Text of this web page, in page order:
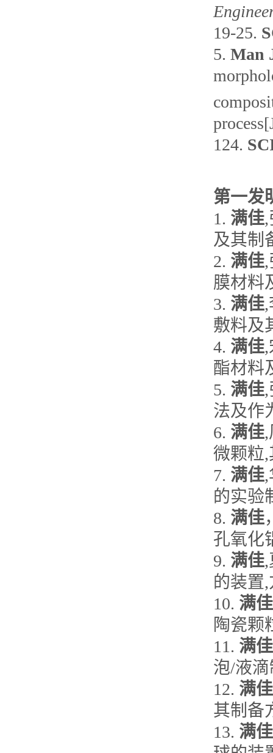
19-25.
5. Man
124.
第一发
1. 满佳
及其制
2. 满佳
膜材料
3. 满佳
敷料及
4. 满佳
酯材料
5. 满佳
法及作
6. 满佳
微颗粒,
7. 满佳
的实验
8. 满佳
孔氧化
9. 满佳
的装置,
10. 满佳
陶瓷颗
11. 满佳
泡/液滴
12. 满佳
其制备
13. 满佳